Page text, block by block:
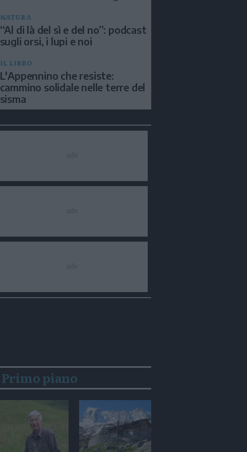
NATURA
“Al di là del sì e del no”: podcast
sugli orsi, i lupi e noi
IL LIBRO
L'Appennino che resiste:
cammino solidale nelle terre del
sisma
Primo piano